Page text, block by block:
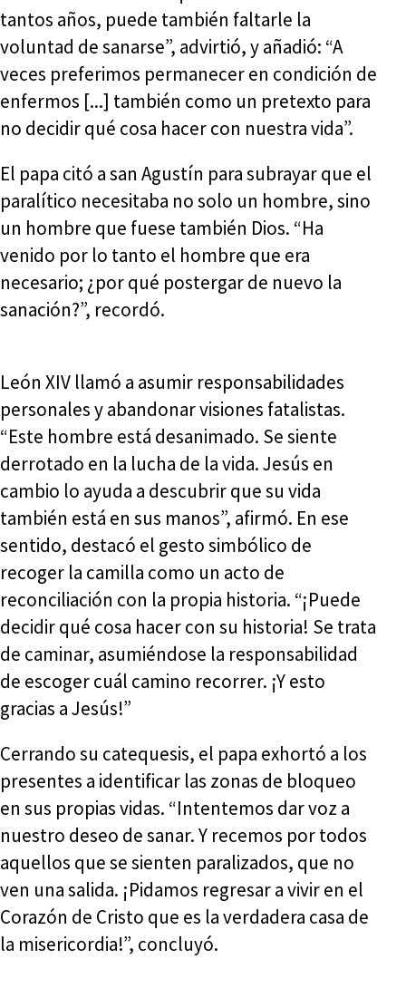
tantos años, puede también faltarle la
voluntad de sanarse”, advirtió, y añadió: “A
veces preferimos permanecer en condición de
enfermos [...] también como un pretexto para
no decidir qué cosa hacer con nuestra vida”.
El papa citó a san Agustín para subrayar que el
paralítico necesitaba no solo un hombre, sino
un hombre que fuese también Dios. “Ha
venido por lo tanto el hombre que era
necesario; ¿por qué postergar de nuevo la
sanación?”, recordó.
León XIV llamó a asumir responsabilidades
personales y abandonar visiones fatalistas.
“Este hombre está desanimado. Se siente
derrotado en la lucha de la vida. Jesús en
cambio lo ayuda a descubrir que su vida
también está en sus manos”, afirmó. En ese
sentido, destacó el gesto simbólico de
recoger la camilla como un acto de
reconciliación con la propia historia. “¡Puede
decidir qué cosa hacer con su historia! Se trata
de caminar, asumiéndose la responsabilidad
de escoger cuál camino recorrer. ¡Y esto
gracias a Jesús!”
Cerrando su catequesis, el papa exhortó a los
presentes a identificar las zonas de bloqueo
en sus propias vidas. “Intentemos dar voz a
nuestro deseo de sanar. Y recemos por todos
aquellos que se sienten paralizados, que no
ven una salida. ¡Pidamos regresar a vivir en el
Corazón de Cristo que es la verdadera casa de
la misericordia!”, concluyó.